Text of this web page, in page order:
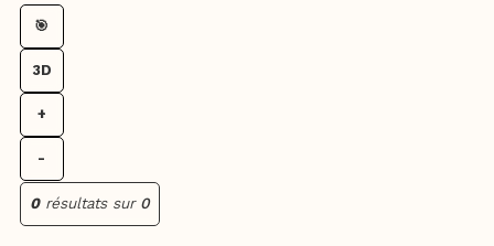
🎯
3D
+
-
0 résultats sur 0